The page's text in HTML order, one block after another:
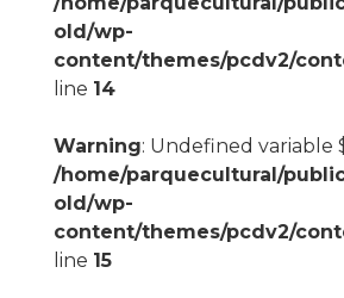
old/wp-
content/themes/pcdv2/
line 14
Warning: Undefined variable
/home/parquecultural/
old/wp-
content/themes/pcdv2/
line 15